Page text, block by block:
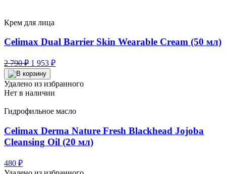
Крем для лица
Celimax Dual Barrier Skin Wearable Cream (50 мл)
2 790₽ Первоначальная
цена
составляла
2
1 953 ₽Текущая
1
953 ₽.
Удалено из избранного
Нет в наличии
Гидрофильное масло
Celimax Derma Nature Fresh Blackhead Jojoba
Cleansing Oil (20 мл)
480 ₽